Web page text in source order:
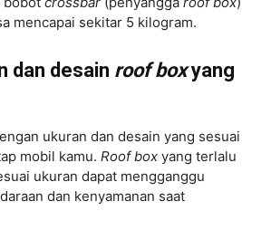
mencapai sekitar 5 kilogram.
dan desain roof boxyang
ukuran dan desain yang sesuai
mobil kamu. Roof box yang terlalu
ukuran dapat mengganggu
dan kenyamanan saat